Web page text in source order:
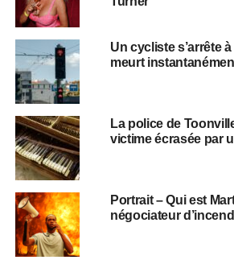
Un cycliste s’arrête
meurt
La police de
victime écrasée par
Portrait – Qui est
négociateur